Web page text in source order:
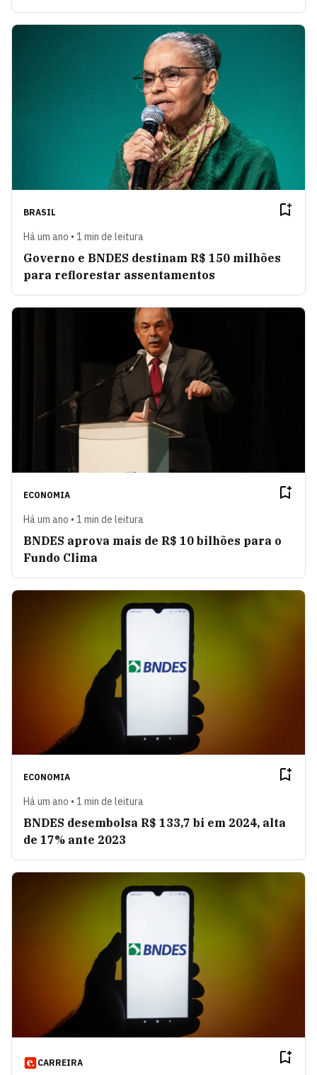
BRASIL
Há um ano • 1 min de leitura
Governo e BNDES destinam R$ 150 milhões
para reflorestar assentamentos
ECONOMIA
Há um ano • 1 min de leitura
BNDES aprova mais de R$ 10 bilhões para o
Fundo Clima
ECONOMIA
Há um ano • 1 min de leitura
BNDES desembolsa R$ 133,7 bi em 2024, alta
de 17% ante 2023
CARREIRA